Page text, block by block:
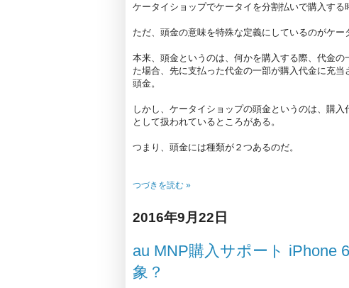
ケータイショップでケータイを分割払いで購入する
ただ、頭金の意味を特殊な定義にしているのがケー
本来、頭金というのは、何かを購入する際、代金
た場合、先に支払った代金の一部が購入代金に充
頭金。
しかし、ケータイショップの頭金というのは、購
として扱われているところがある。
つまり、頭金には種類が２つあるのだ。
つづきを読む »
2016年9月22日
au MNP購入サポート iPhone
象？